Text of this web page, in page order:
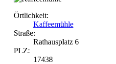
Örtlichkeit:
Kaffeemühle
Straße:
Rathausplatz 6
PLZ:
17438